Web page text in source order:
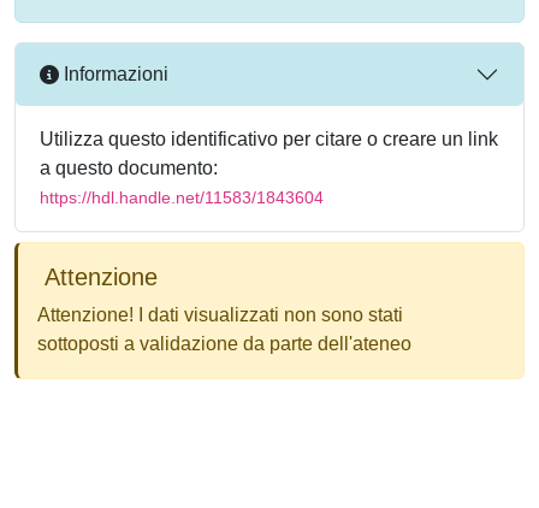
Informazioni
Utilizza questo identificativo per citare o creare un link
a questo documento:
https://hdl.handle.net/11583/1843604
Attenzione
Attenzione! I dati visualizzati non sono stati
sottoposti a validazione da parte dell'ateneo